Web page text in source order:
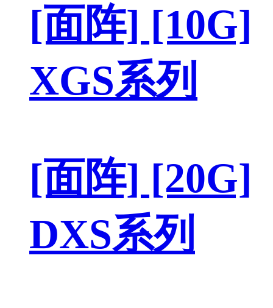
[面阵] [10G]
XGS系列
[面阵] [20G]
DXS系列